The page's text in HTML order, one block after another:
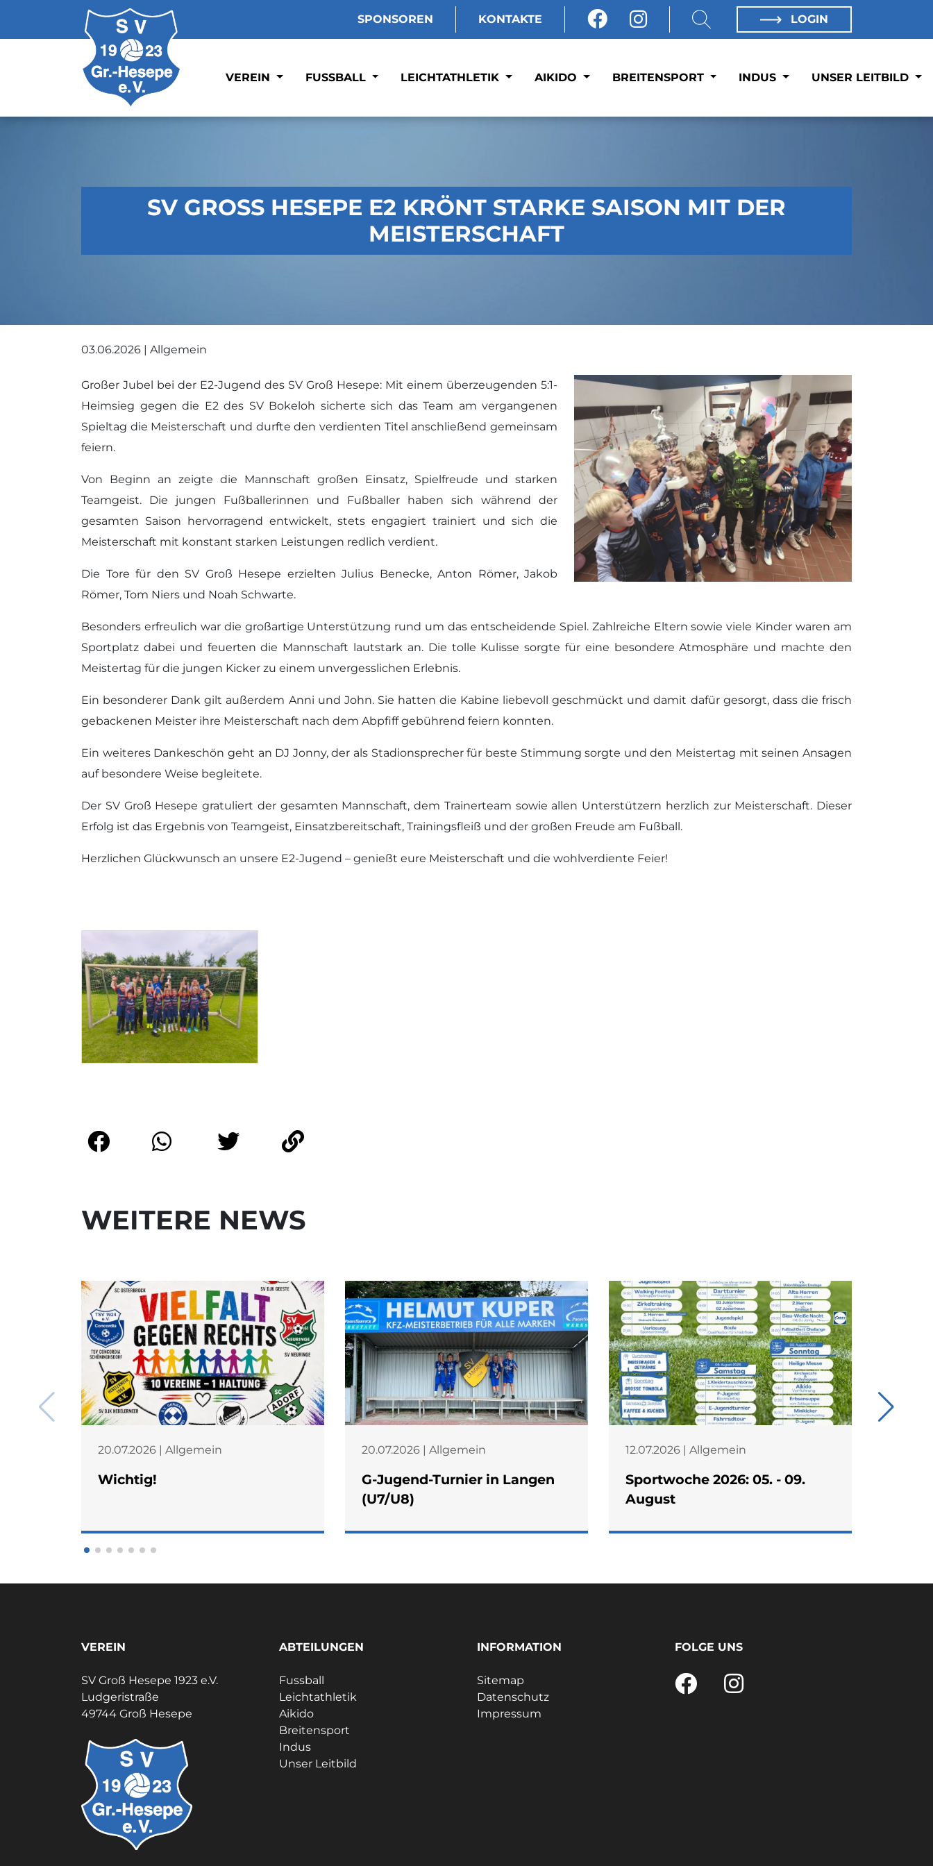
SPONSOREN KONTAKTE LOGIN
VEREIN FUSSBALL LEICHTATHLETIK AIKIDO BREITENSPORT INDUS UNSER LEITBILD
SV GROSS HESEPE E2 KRÖNT STARKE SAISON MIT DER M
EISTERSCHAFT
03.06.2026 | Allgemein
Großer Jubel bei der E2-Jugend des SV Groß Hesepe: Mit einem überzeugenden 5:1-
Heimsieg gegen die E2 des SV Bokeloh sicherte sich das Team am vergangenen
Spieltag die Meisterschaft und durfte den verdienten Titel anschließend gemeinsam
feiern.
Von Beginn an zeigte die Mannschaft großen Einsatz, Spielfreude und starken
Teamgeist. Die jungen Fußballerinnen und Fußballer haben sich während der
gesamten Saison hervorragend entwickelt, stets engagiert trainiert und sich die
Meisterschaft mit konstant starken Leistungen redlich verdient.
Die Tore für den SV Groß Hesepe erzielten Julius Benecke, Anton Römer, Jakob
Römer, Tom Niers und Noah Schwarte.
Besonders erfreulich war die großartige Unterstützung rund um das entscheidende Spiel. Zahlreiche Eltern sowie viele Kinder waren am
Sportplatz dabei und feuerten die Mannschaft lautstark an. Die tolle Kulisse sorgte für eine besondere Atmosphäre und machte den
Meistertag für die jungen Kicker zu einem unvergesslichen Erlebnis.
Ein besonderer Dank gilt außerdem Anni und John. Sie hatten die Kabine liebevoll geschmückt und damit dafür gesorgt, dass die frisch
gebackenen Meister ihre Meisterschaft nach dem Abpfiff gebührend feiern konnten.
Ein weiteres Dankeschön geht an DJ Jonny, der als Stadionsprecher für beste Stimmung sorgte und den Meistertag mit seinen Ansagen
auf besondere Weise begleitete.
Der SV Groß Hesepe gratuliert der gesamten Mannschaft, dem Trainerteam sowie allen Unterstützern herzlich zur Meisterschaft. Dieser
Erfolg ist das Ergebnis von Teamgeist, Einsatzbereitschaft, Trainingsfleiß und der großen Freude am Fußball.
Herzlichen Glückwunsch an unsere E2-Jugend – genießt eure Meisterschaft und die wohlverdiente Feier!
WEITERE NEWS
20.07.2026 | Allgemein
Wichtig!
20.07.2026 | Allgemein
G-Jugend-Turnier in Langen
(U7/U8)
12.07.2026 | Allgemein
Sportwoche 2026: 05. - 09.
August
VEREIN
SV Groß Hesepe 1923 e.V.
Ludgeristraße
49744 Groß Hesepe
ABTEILUNGEN
Fussball
Leichtathletik
Aikido
Breitensport
Indus
Unser Leitbild
INFORMATION
Sitemap
Datenschutz
Impressum
FOLGE UNS